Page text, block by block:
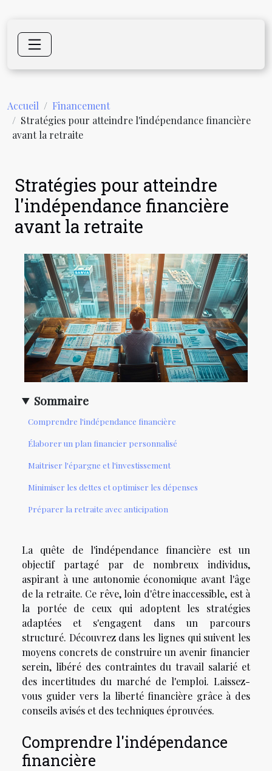
Accueil
Financement
Stratégies pour atteindre l'indépendance financière
avant la retraite
Stratégies pour atteindre
l'indépendance financière
avant la retraite
Sommaire
Comprendre l'indépendance financière
Élaborer un plan financier personnalisé
Maitriser l'épargne et l'investissement
Minimiser les dettes et optimiser les dépenses
Préparer la retraite avec anticipation
La quête de l'indépendance financière est un
objectif partagé par de nombreux individus,
aspirant à une autonomie économique avant l'âge
de la retraite. Ce rêve, loin d'être inaccessible, est à
la portée de ceux qui adoptent les stratégies
adaptées et s'engagent dans un parcours
structuré. Découvrez dans les lignes qui suivent les
moyens concrets de construire un avenir financier
serein, libéré des contraintes du travail salarié et
des incertitudes du marché de l'emploi. Laissez-
vous guider vers la liberté financière grâce à des
conseils avisés et des techniques éprouvées.
Comprendre l'indépendance
financière